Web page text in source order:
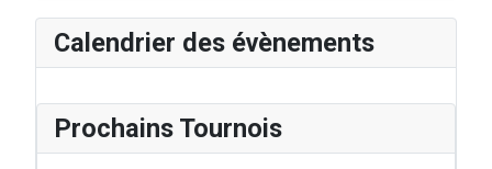
Calendrier des évènements
Prochains Tournois